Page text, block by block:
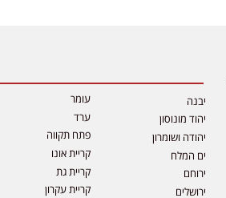
יבנה
יהוד מונוסון
יהודה ושומרון
ים המלח
ירוחם
ירושלים
עומר
ערד
פתח תקווה
קריית אונו
קריית גת
קריית עקרון